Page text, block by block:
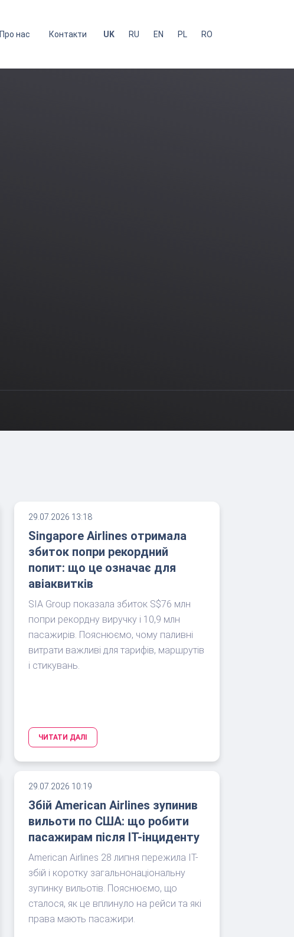
Про нас Контакти UK RU EN PL RO
29.07.2026 13:18
Singapore Airlines отримала
збиток попри рекордний
попит: що це означає для
авіаквитків
SIA Group показала збиток S$76 млн
попри рекордну виручку і 10,9 млн
пасажирів. Пояснюємо, чому паливні
витрати важливі для тарифів, маршрутів
і стикувань.
ЧИТАТИ ДАЛІ
29.07.2026 10:19
Збій American Airlines зупинив
вильоти по США: що робити
пасажирам після IT-інциденту
American Airlines 28 липня пережила IT-
збій і коротку загальнонаціональну
зупинку вильотів. Пояснюємо, що
сталося, як це вплинуло на рейси та які
права мають пасажири.